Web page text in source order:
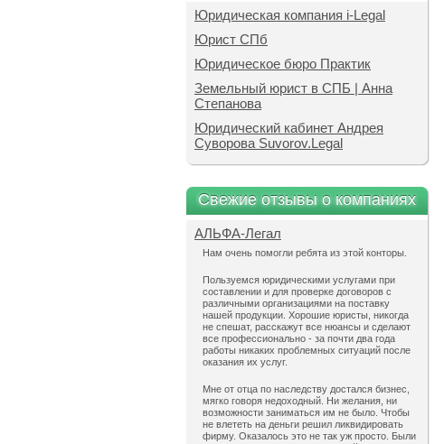
Юридическая компания i-Legal
Юрист СПб
Юридическое бюро Практик
Земельный юрист в СПБ | Анна
Степанова
Юридический кабинет Андрея
Суворова Suvorov.Legal
Свежие отзывы о компаниях
АЛЬФА-Легал
Нам очень помогли ребята из этой конторы.
Пользуемся юридическими услугами при
составлении и для проверке договоров с
различными организациями на поставку
нашей продукции. Хорошие юристы, никогда
не спешат, расскажут все нюансы и сделают
все профессионально - за почти два года
работы никаких проблемных ситуаций после
оказания их услуг.
Мне от отца по наследству достался бизнес,
мягко говоря недоходный. Ни желания, ни
возможности заниматься им не было. Чтобы
не влететь на деньги решил ликвидировать
фирму. Оказалось это не так уж просто. Были